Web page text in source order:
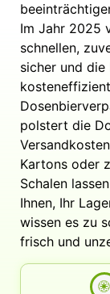
Im Jahr 2025
schnellen,
sicher und die
polstert die
Kartons oder
Schalen
Ihnen, Ihr
wissen es zu
frisch und